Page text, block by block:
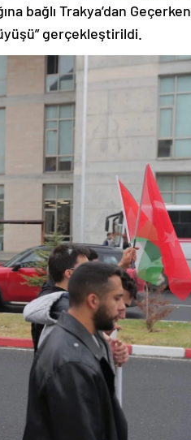
bağlı Trakya’dan Geçerken
gerçekleştirildi.